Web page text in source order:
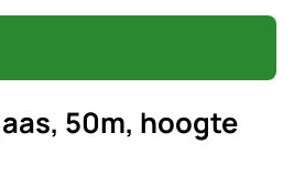
50m, hoogte